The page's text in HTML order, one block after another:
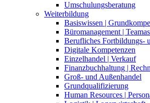
Umschulungsberatung
Weiterbildung
Basiswissen |
Büromanagement |
Berufliches Fortbildungs-
Digitale Kompetenzen
Einzelhandel | Verkauf
Finanzbuchhaltung |
Groß- und Außenhandel
Grundqualifizierung
Human Resources |